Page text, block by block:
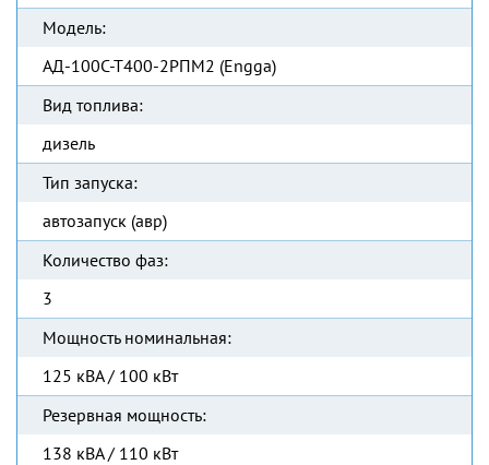
Модель:
АД-100С-Т400-2РПМ2 (Engga)
Вид топлива:
дизель
Тип запуска:
автозапуск (авр)
Количество фаз:
3
Мощность номинальная:
125 кВА / 100 кВт
Резервная мощность:
138 кВА / 110 кВт